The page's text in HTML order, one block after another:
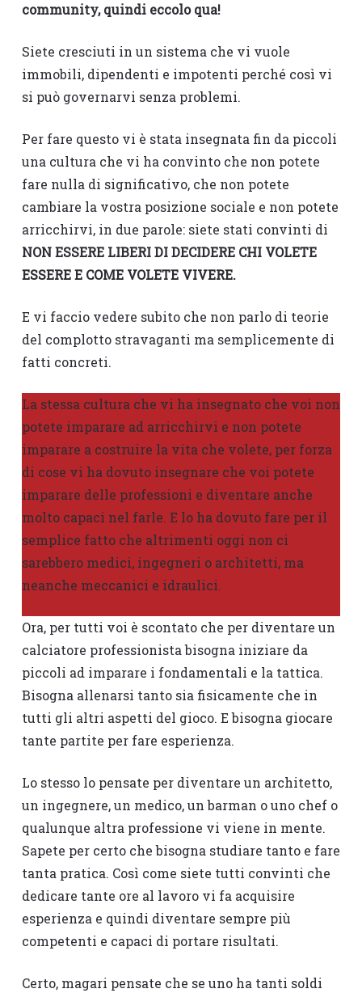
community, quindi eccolo qua!
Siete cresciuti in un sistema che vi vuole
immobili, dipendenti e impotenti perché così vi
si può governarvi senza problemi.
Per fare questo vi è stata insegnata fin da piccoli
una cultura che vi ha convinto che non potete
fare nulla di significativo, che non potete
cambiare la vostra posizione sociale e non potete
arricchirvi, in due parole: siete stati convinti di
NON ESSERE LIBERI DI DECIDERE CHI VOLETE
ESSERE E COME VOLETE VIVERE.
E vi faccio vedere subito che non parlo di teorie
del complotto stravaganti ma semplicemente di
fatti concreti.
La stessa cultura che vi ha insegnato che voi non
potete imparare ad arricchirvi e non potete
imparare a costruire la vita che volete, per forza
di cose vi ha dovuto insegnare che voi potete
imparare delle professioni e diventare anche
molto capaci nel farle. E lo ha dovuto fare per il
semplice fatto che altrimenti oggi non ci
sarebbero medici, ingegneri o architetti, ma
neanche meccanici e idraulici.
Ora, per tutti voi è scontato che per diventare un
calciatore professionista bisogna iniziare da
piccoli ad imparare i fondamentali e la tattica.
Bisogna allenarsi tanto sia fisicamente che in
tutti gli altri aspetti del gioco. E bisogna giocare
tante partite per fare esperienza.
Lo stesso lo pensate per diventare un architetto,
un ingegnere, un medico, un barman o uno chef o
qualunque altra professione vi viene in mente.
Sapete per certo che bisogna studiare tanto e fare
tanta pratica. Così come siete tutti convinti che
dedicare tante ore al lavoro vi fa acquisire
esperienza e quindi diventare sempre più
competenti e capaci di portare risultati.
Certo, magari pensate che se uno ha tanti soldi